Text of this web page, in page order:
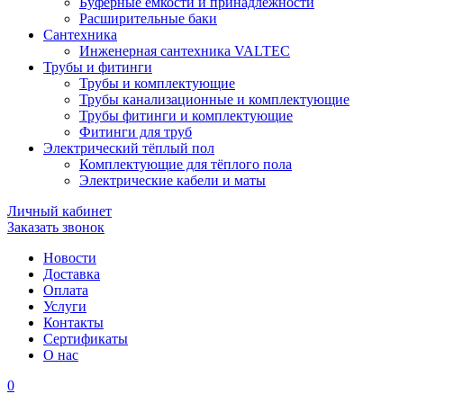
Расширительные баки
Сантехника
Инженерная сантехника VALTEC
Трубы и фитинги
Трубы и комплектующие
Трубы канализационные и комплектующие
Трубы фитинги и комплектующие
Фитинги для труб
Электрический тёплый пол
Комплектующие для тёплого пола
Электрические кабели и маты
Личный кабинет
Заказать звонок
Новости
Доставка
Оплата
Услуги
Контакты
Cертификаты
О нас
0